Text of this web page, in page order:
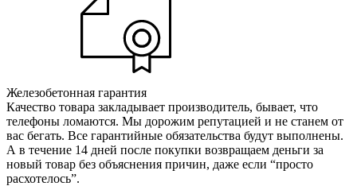
Железобетонная гарантия
Качество товара закладывает производитель, бывает, что
телефоны ломаются. Мы дорожим репутацией и не станем от
вас бегать. Все гарантийные обязательства будут выполнены.
А в течение 14 дней после покупки возвращаем деньги за
новый товар без объяснения причин, даже если “просто
расхотелось”.